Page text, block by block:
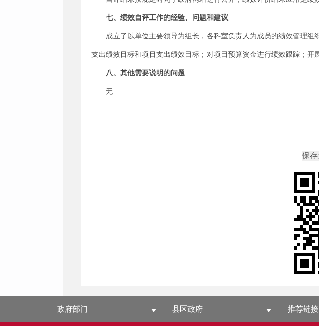
七、绩效自评工作的经验、问题和建议
成立了以单位主要领导为组长，各科室负责人为成员的绩效管理
支出绩效目标和项目支出绩效目标；对项目预算资金进行绩效跟踪；开
八、其他需要说明的问题
无
政府部门 县区政府 推荐链接